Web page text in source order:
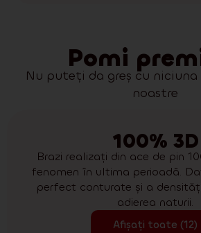
Pomi
Nu puteți da greș cu
noastre
100% 3D
Brazi realizați din ace de pin
fenomen în ultima perioadă.
perfect conturate și a
adierea naturii.
Afișați toate (12)